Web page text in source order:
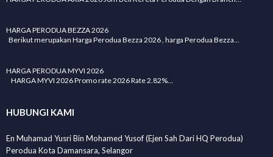
HARGA PERODUA BEZZA 2026
Berikut merupakan Harga Perodua Bezza 2026 , harga Perodua Bezza…
HARGA PERODUA MYVI 2026
HARGA MYVI 2026 Promo rate 2026 Rate 2.82%…
HUBUNGI KAMI
En Muhamad Yusri Bin Mohamed Yusof (Ejen Sah Dari HQ Perodua)
Perodua Kota Damansara, Selangor